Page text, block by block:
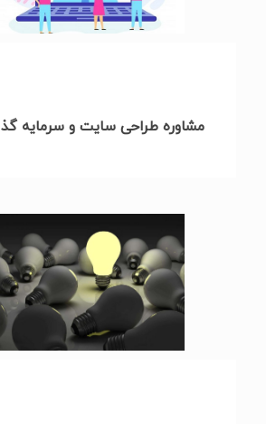
مشاوره طراحی سایت و سرمایه